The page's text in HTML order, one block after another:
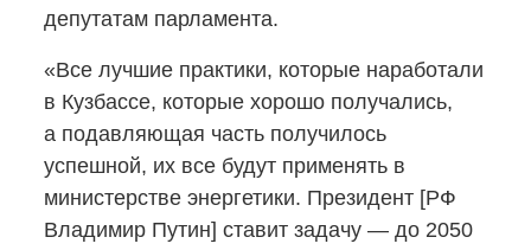
депутатам парламента.
«Все лучшие практики, которые наработали
в Кузбассе, которые хорошо получались,
а подавляющая часть получилось
успешной, их все будут применять в
министерстве энергетики. Президент [РФ
Владимир Путин] ставит задачу — до 2050